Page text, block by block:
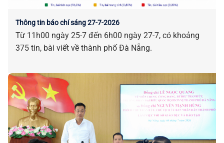
Thông tin báo chí sáng 27-7-2026
Từ 11h00 ngày 25-7 đến 6h00 ngày 27-7, có khoảng
375 tin, bài viết về thành phố Đà Nẵng.